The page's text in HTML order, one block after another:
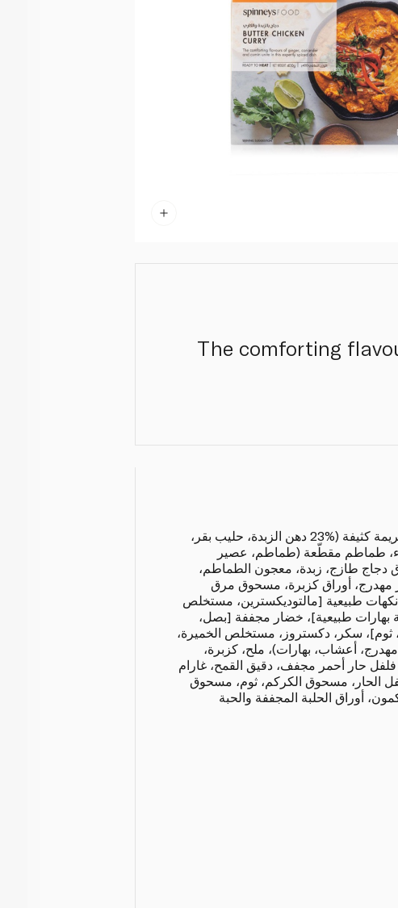
The comforting
صدر دجاج مذوّب، كريمة كثيفة (%23 دهن الزبدة، حليب بقر،
طماطم مقطّعة (طماطم، عصير
دجاج طازج، زبدة، معجون الطماطم،
أوراق كزبرة، مسحوق مرق
نكهات طبيعية [مالتوديكسترين، مستخلص
بهارات طبيعية]، خضار مجففة [بصل،
سكر، دكستروز، مستخلص الخميرة،
مهدرج، أعشاب، بهارات)، ملح، كزبرة،
فلفل حار أحمر مجفف، دقيق القمح، غارام
الحار، مسحوق الكركم، ثوم، مسحوق
أوراق الحلبة المجففة والحبة